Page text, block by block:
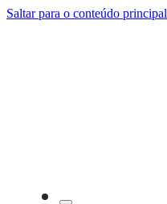
Saltar para o conteúdo principal